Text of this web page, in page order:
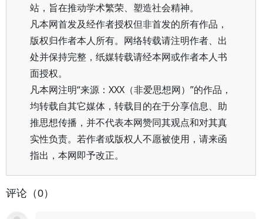
站，旨在推动学术繁荣、塑造社会精神。
凡本网首发及经作者授权但非首发的所有作品，
版权归作者本人所有。网络转载请注明作者、出
处并保持完整，纸媒转载请经本网或作者本人书
面授权。
凡本网注明“来源：XXX（非爱思想网）”的作品，
均转载自其它媒体，转载目的在于分享信息、助
推思想传播，并不代表本网赞同其观点和对其真
实性负责。若作者或版权人不愿被使用，请来函
指出，本网即予改正。
评论（0）